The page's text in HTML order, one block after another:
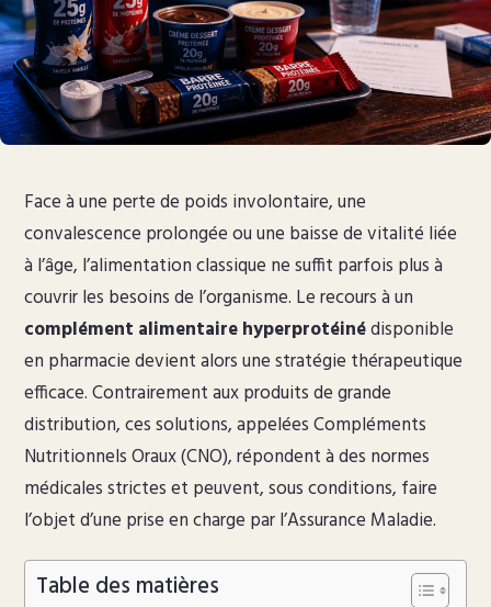
Face à une perte de poids involontaire, une
convalescence prolongée ou une baisse de vitalité liée
à l’âge, l’alimentation classique ne suffit parfois plus à
couvrir les besoins de l’organisme. Le recours à un
complément alimentaire hyperprotéinédisponible
en pharmacie devient alors une stratégie thérapeutique
efficace. Contrairement aux produits de grande
distribution, ces solutions, appelées Compléments
Nutritionnels Oraux (CNO), répondent à des normes
médicales strictes et peuvent, sous conditions, faire
l’objet d’une prise en charge par l’Assurance Maladie.
Table des matières